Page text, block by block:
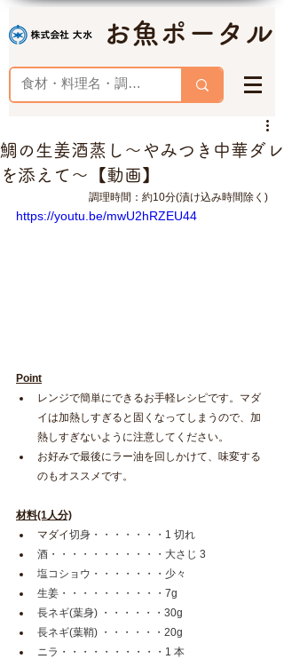
お魚ポータル
鯛の生姜酒蒸し～やみつき中華ダレ
を添えて～【動画】
調理時間：約10分(漬け込み時間除く)
https://youtu.be/mwU2hRZEU44
Point
レンジで簡単にできるお手軽レシピです。マダ
イは加熱しすぎると固くなってしまうので、加
熱しすぎないように注意してください。
お好みで最後にラー油を回しかけて、味変する
のもオススメです。
材料(1人分)
マダイ切身・・・・・・・1 切れ
酒・・・・・・・・・・・大さじ 3
塩コショウ・・・・・・・少々
生姜・・・・・・・・・・7g
長ネギ(葉身) ・・・・・・30g
長ネギ(葉鞘) ・・・・・・20g
ニラ・・・・・・・・・・1 本